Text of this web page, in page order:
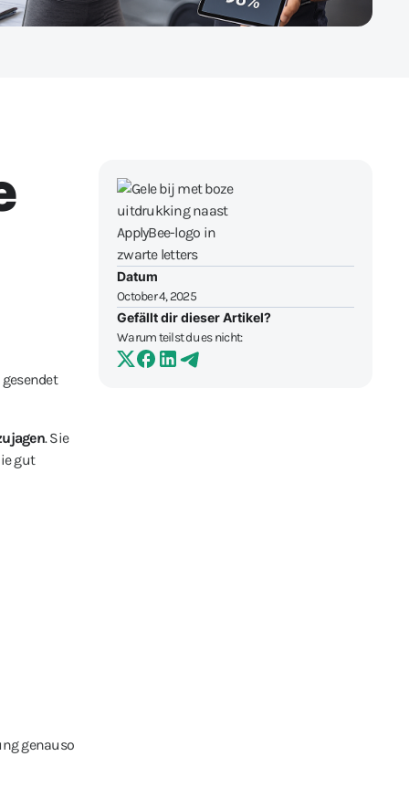
. Sie
gut
genauso
Datum
October 4, 2025
Gefällt dir dieser Artikel?
Warum teilst du es nicht: